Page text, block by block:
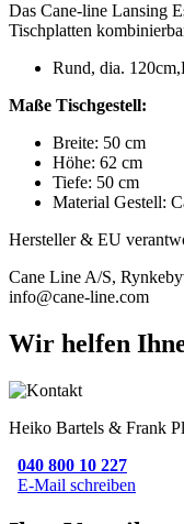
Das Cane-line Lansing
Tischplatten
Rund, dia.
Maße Tischgestell:
Breite: 50 cm
Höhe: 62 cm
Tiefe: 50 cm
Material Gestell:
Hersteller & EU
Cane Line A/S,
info@cane-line.com
Wir helfen
Heiko Bartels & Frank
040 800 10 227
E-Mail schreiben